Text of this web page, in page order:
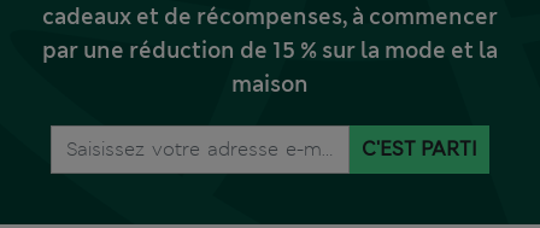
cadeaux et de récompenses, à commencer
par une réduction de 15 % sur la mode et la
maison
C'EST PARTI